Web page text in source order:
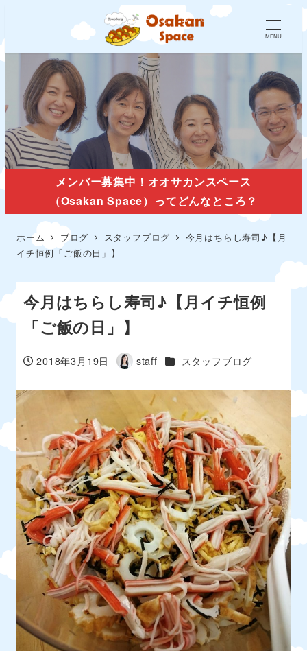
MENU
スタッフブログ
メンバー募集中！オオサカンスペース
（Osakan Space）ってどんなところ？
ホーム ブログ スタッフブログ
今月はちらし寿司♪【月
イチ恒例「ご飯の日」】
今月はちらし寿司♪【月イチ恒例
「ご飯の日」】
投稿日
2018年3月19日
著
staff カテゴリー
スタッフブログ